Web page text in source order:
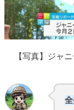
【写真】ジャ